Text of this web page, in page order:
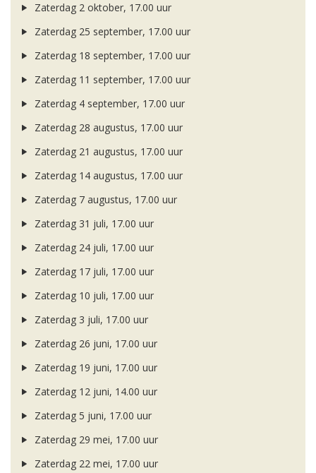
Zaterdag 2 oktober, 17.00 uur
Zaterdag 25 september, 17.00 uur
Zaterdag 18 september, 17.00 uur
Zaterdag 11 september, 17.00 uur
Zaterdag 4 september, 17.00 uur
Zaterdag 28 augustus, 17.00 uur
Zaterdag 21 augustus, 17.00 uur
Zaterdag 14 augustus, 17.00 uur
Zaterdag 7 augustus, 17.00 uur
Zaterdag 31 juli, 17.00 uur
Zaterdag 24 juli, 17.00 uur
Zaterdag 17 juli, 17.00 uur
Zaterdag 10 juli, 17.00 uur
Zaterdag 3 juli, 17.00 uur
Zaterdag 26 juni, 17.00 uur
Zaterdag 19 juni, 17.00 uur
Zaterdag 12 juni, 14.00 uur
Zaterdag 5 juni, 17.00 uur
Zaterdag 29 mei, 17.00 uur
Zaterdag 22 mei, 17.00 uur